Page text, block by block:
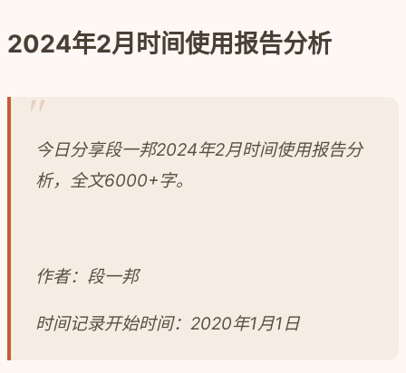
2024年2月时间使用报告分析
今日分享段一邦2024年2月时间使用报告分
析，全文6000+字。
作者：段一邦
时间记录开始时间：2020年1月1日